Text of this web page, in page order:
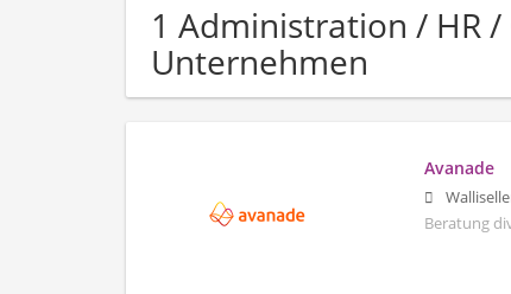
1 Administration / HR
Unternehmen
Avanade
Beratung